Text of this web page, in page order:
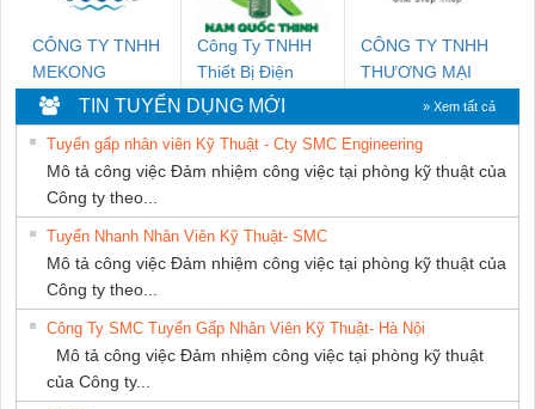
CÔNG TY TNHH
MEKONG
MARINE SUPPLY
Công Ty TNHH
Thiết Bị Điện
Nam Quốc Thịnh
CÔNG TY TNHH
THƯƠNG MẠI
THIÊN ÂN VIỆT
NAM
TIN TUYỂN DỤNG MỚI » Xem tất cả
Tuyển gấp nhân viên Kỹ Thuật - Cty SMC Engineering
Mô tả công việc Đảm nhiệm công việc tại phòng kỹ thuật của
Công ty theo...
Tuyển Nhanh Nhân Viên Kỹ Thuật- SMC
Mô tả công việc Đảm nhiệm công việc tại phòng kỹ thuật của
Công ty theo...
Công Ty SMC Tuyển Gấp Nhân Viên Kỹ Thuật- Hà Nội
Mô tả công việc Đảm nhiệm công việc tại phòng kỹ thuật
của Công ty...